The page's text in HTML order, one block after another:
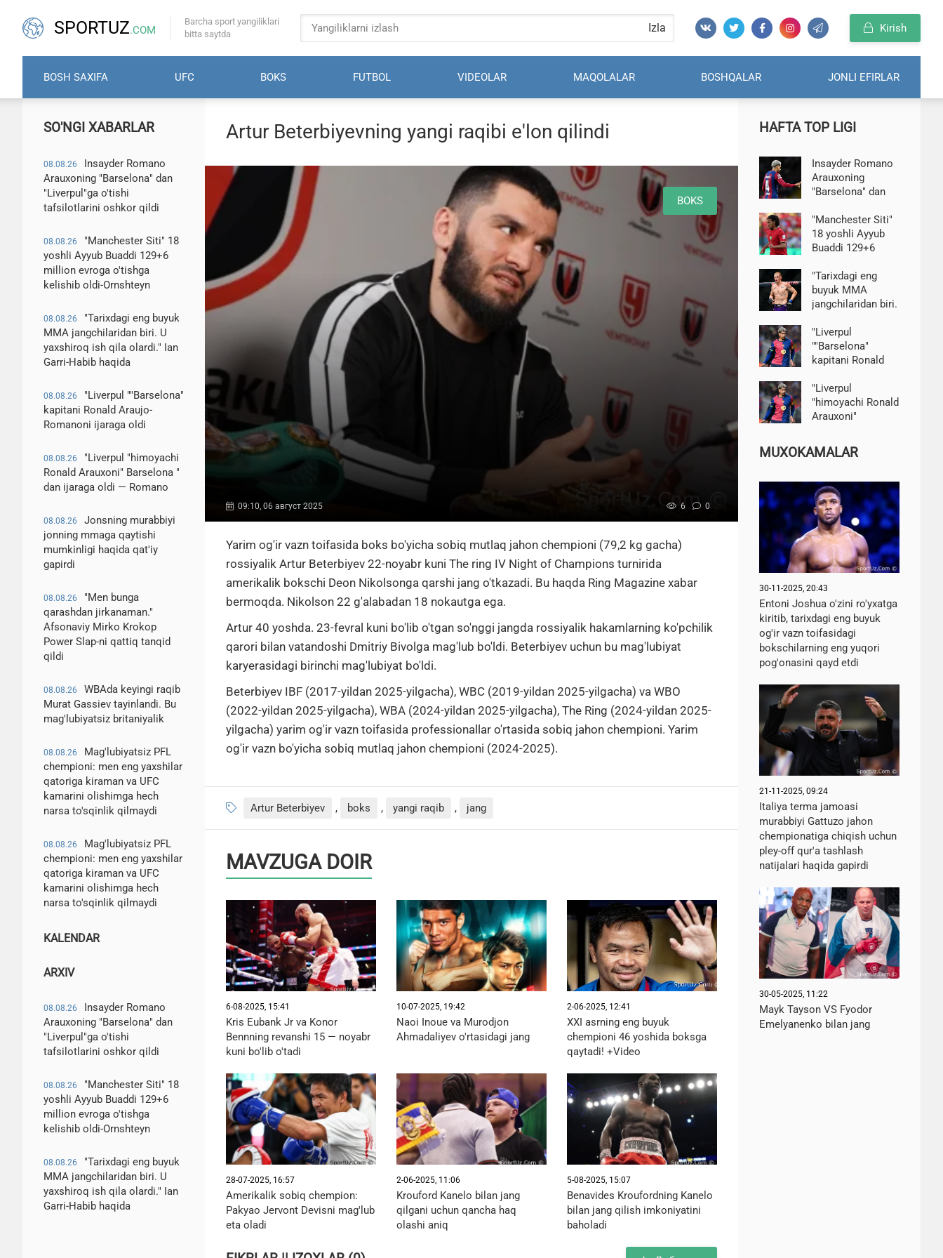
SPORTUZ.COM
Barcha sport yangiliklari
bitta saytda
Izla Kirish
BOSH SAXIFA UFC BOKS FUTBOL VIDEOLAR MAQOLALAR BOSHQALAR JONLI EFIRLAR
SO'NGI XABARLAR
08.08.26
Insayder Romano
Arauxoning "Barselona" dan
"Liverpul"ga o'tishi
tafsilotlarini oshkor qildi
08.08.26
"Manchester Siti" 18
yoshli Ayyub Buaddi 129+6
million evroga o'tishga
kelishib oldi-Ornshteyn
08.08.26
"Tarixdagi eng buyuk
MMA jangchilaridan biri. U
yaxshiroq ish qila olardi." Ian
Garri-Habib haqida
08.08.26
"Liverpul ""Barselona"
kapitani Ronald Araujo-
Romanoni ijaraga oldi
08.08.26
"Liverpul "himoyachi
Ronald Arauxoni" Barselona "
dan ijaraga oldi — Romano
08.08.26
Jonsning murabbiyi
jonning mmaga qaytishi
mumkinligi haqida qat'iy
gapirdi
08.08.26
"Men bunga
qarashdan jirkanaman."
Afsonaviy Mirko Krokop
Power Slap-ni qattiq tanqid
qildi
08.08.26
WBAda keyingi raqib
Murat Gassiev tayinlandi. Bu
mag'lubiyatsiz britaniyalik
08.08.26
Mag'lubiyatsiz PFL
chempioni: men eng yaxshilar
qatoriga kiraman va UFC
kamarini olishimga hech
narsa to'sqinlik qilmaydi
08.08.26
Mag'lubiyatsiz PFL
chempioni: men eng yaxshilar
qatoriga kiraman va UFC
kamarini olishimga hech
narsa to'sqinlik qilmaydi
KALENDAR
ARXIV
08.08.26
Insayder Romano
Arauxoning "Barselona" dan
"Liverpul"ga o'tishi
tafsilotlarini oshkor qildi
08.08.26
"Manchester Siti" 18
yoshli Ayyub Buaddi 129+6
million evroga o'tishga
kelishib oldi-Ornshteyn
08.08.26
"Tarixdagi eng buyuk
MMA jangchilaridan biri. U
yaxshiroq ish qila olardi." Ian
Garri-Habib haqida
Artur Beterbiyevning yangi raqibi e'lon qilindi
BOKS
09:10, 06 август 2025 6 0
Yarim og'ir vazn toifasida boks bo'yicha sobiq mutlaq jahon chempioni (79,2 kg gacha)
rossiyalik Artur Beterbiyev 22-noyabr kuni The ring IV Night of Champions turnirida
amerikalik bokschi Deon Nikolsonga qarshi jang o'tkazadi. Bu haqda Ring Magazine xabar
bermoqda. Nikolson 22 g'alabadan 18 nokautga ega.
Artur 40 yoshda. 23-fevral kuni bo'lib o'tgan so'nggi jangda rossiyalik hakamlarning ko'pchilik
qarori bilan vatandoshi Dmitriy Bivolga mag'lub bo'ldi. Beterbiyev uchun bu mag'lubiyat
karyerasidagi birinchi mag'lubiyat bo'ldi.
Beterbiyev IBF (2017-yildan 2025-yilgacha), WBC (2019-yildan 2025-yilgacha) va WBO
(2022-yildan 2025-yilgacha), WBA (2024-yildan 2025-yilgacha), The Ring (2024-yildan 2025-
yilgacha) yarim og'ir vazn toifasida professionallar o'rtasida sobiq jahon chempioni. Yarim
og'ir vazn bo'yicha sobiq mutlaq jahon chempioni (2024-2025).
Artur Beterbiyev , boks , yangi raqib , jang
MAVZUGA DOIR
6-08-2025, 15:41
Kris Eubank Jr va Konor
Bennning revanshi 15 — noyabr
kuni bo'lib o'tadi
10-07-2025, 19:42
Naoi Inoue va Murodjon
Ahmadaliyev o'rtasidagi jang
2-06-2025, 12:41
XXI asrning eng buyuk
chempioni 46 yoshida boksga
qaytadi! +Video
28-07-2025, 16:57
Amerikalik sobiq chempion:
Pakyao Jervont Devisni mag'lub
eta oladi
2-06-2025, 11:06
Krouford Kanelo bilan jang
qilgani uchun qancha haq
olashi aniq
5-08-2025, 15:07
Benavides Kroufordning Kanelo
bilan jang qilish imkoniyatini
baholadi
HAFTA TOP LIGI
Insayder Romano
Arauxoning
"Barselona" dan
tafsilotlarini
oshkor qildi
"Manchester Siti"
18 yoshli Ayyub
Buaddi 129+6
o'tishga kelishib
oldi-Ornshteyn
"Tarixdagi eng
buyuk MMA
jangchilaridan biri.
qila olardi." Ian
Garri-Habib haqida
"Liverpul
""Barselona"
kapitani Ronald
ijaraga oldi
"Liverpul
"himoyachi Ronald
Arauxoni"
ijaraga oldi —
Romano
MUXOKAMALAR
30-11-2025, 20:43
Entoni Joshua o'zini ro'yxatga
kiritib, tarixdagi eng buyuk
og'ir vazn toifasidagi
bokschilarning eng yuqori
pog'onasini qayd etdi
21-11-2025, 09:24
Italiya terma jamoasi
murabbiyi Gattuzo jahon
chempionatiga chiqish uchun
pley-off qur'a tashlash
natijalari haqida gapirdi
30-05-2025, 11:22
Mayk Tayson VS Fyodor
Emelyanenko bilan jang